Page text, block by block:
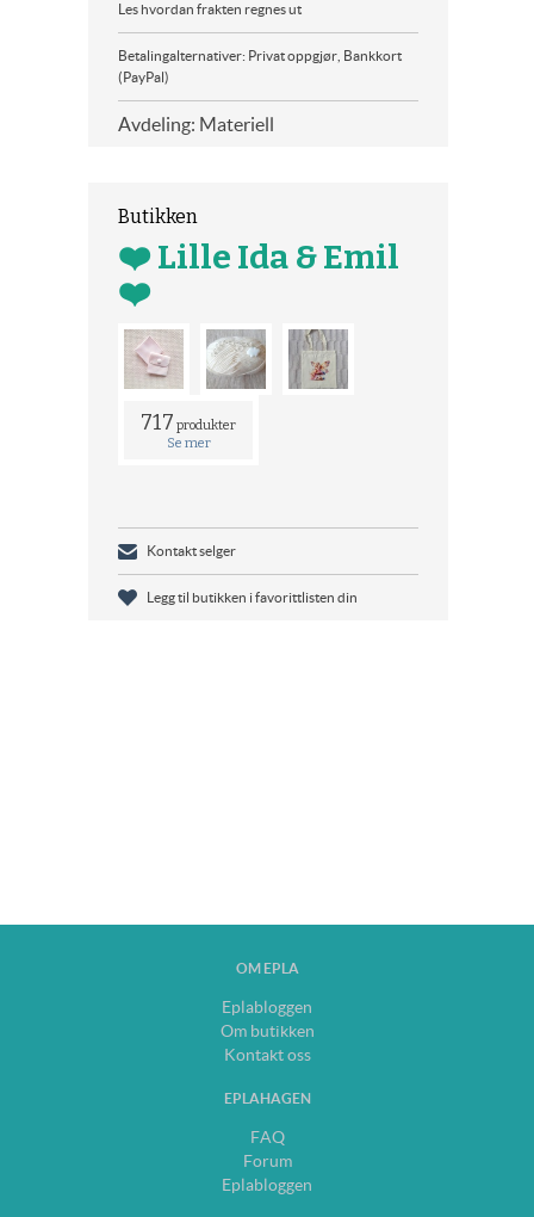
Les hvordan frakten regnes ut
Betalingalternativer: Privat oppgjør, Bankkort
(PayPal)
Avdeling: Materiell
Butikken
❤️ Lille Ida & Emil
❤️
717 produkter
Se mer
Kontakt selger
Legg til butikken i favorittlisten din
OM EPLA
Eplabloggen
Om butikken
Kontakt oss
EPLAHAGEN
FAQ
Forum
Eplabloggen